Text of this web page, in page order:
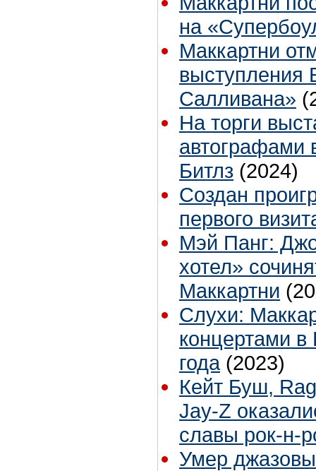
на
Маккартни
выступления
Салливана»
На торги
автографами
Битлз (2024)
Создан
первого
Мэй Панг:
хотел»
Маккартни
Слухи:
концертами
года (2023)
Кейт Буш,
Jay-Z
славы рок-н-
Умер